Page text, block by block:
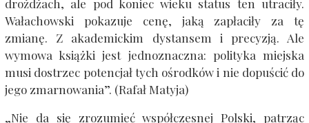
drożdżach, ale pod koniec wieku status ten utraciły.
Wałachowski pokazuje cenę, jaką zapłaciły za tę
zmianę. Z akademickim dystansem i precyzją. Ale
wymowa książki jest jednoznaczna: polityka miejska
musi dostrzec potencjał tych ośrodków i nie dopuścić do
jego zmarnowania”. (Rafał Matyja)
„Nie da się zrozumieć współczesnej Polski, patrząc